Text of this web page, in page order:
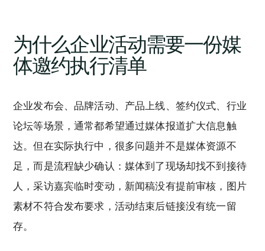
为什么企业活动需要一份媒
体邀约执行清单
企业发布会、品牌活动、产品上线、签约仪式、行业
论坛等场景，通常都希望通过媒体报道扩大信息触
达。但在实际执行中，很多问题并不是媒体资源不
足，而是流程缺少确认：媒体到了现场却找不到接待
人，采访嘉宾临时变动，新闻稿没有提前审核，图片
素材不符合发布要求，活动结束后链接没有统一留
存。